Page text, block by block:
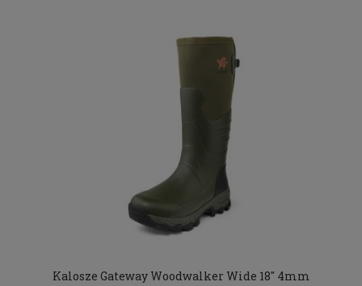
Kalosze Gateway Woodwalker Wide 18" 4mm